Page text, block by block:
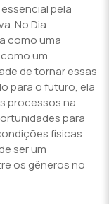
pela
No Dia
como uma
um
de tornar essas
para o futuro, ela
processos na
para
físicas
ser um
os gêneros no